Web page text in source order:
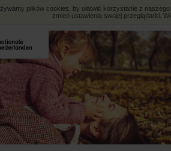
plików cookies, by ułatwić korzystanie z
zmień ustawienia swojej przeglądarki.